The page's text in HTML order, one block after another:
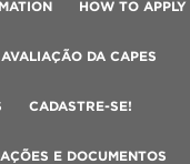
HOW TO APPLY
DA CAPES
CADASTRE-SE!
E DOCUMENTOS